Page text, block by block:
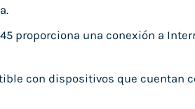
proporciona una conexión a
con dispositivos que cuentan